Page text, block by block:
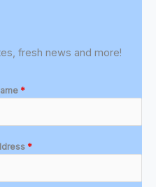
fresh news and more!
*
*